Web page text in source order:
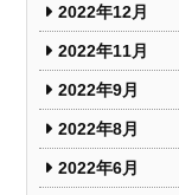
2022年12月
2022年11月
2022年9月
2022年8月
2022年6月